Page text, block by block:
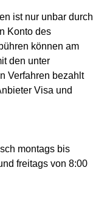
ist nur unbar durch
Konto des
können am
den unter
Verfahren bezahlt
Visa und
montags bis
freitags von 8:00